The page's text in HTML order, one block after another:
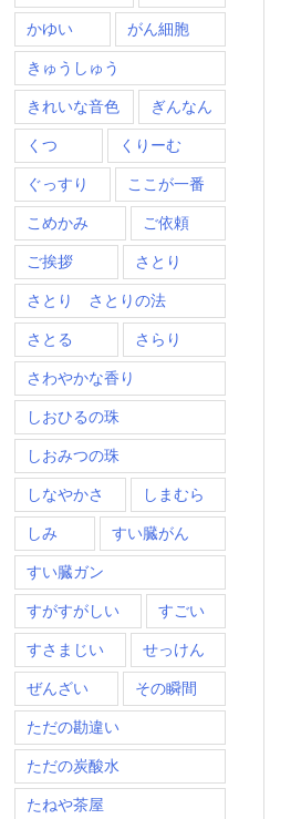
かゆい がん細胞
きゅうしゅう
きれいな音色 ぎんなん
くつ くりーむ
ぐっすり ここが一番
こめかみ ご依頼
ご挨拶 さとり
さとり さとりの法
さとる さらり
さわやかな香り
しおひるの珠
しおみつの珠
しなやかさ しまむら
しみ すい臓がん
すい臓ガン
すがすがしい すごい
すさまじい せっけん
ぜんざい その瞬間
ただの勘違い
ただの炭酸水
たねや茶屋